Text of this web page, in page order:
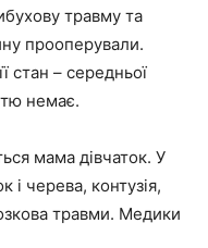
травму та
прооперували.
стан – середньої
немає.
мама дівчаток. У
і черева, контузія,
травми. Медики